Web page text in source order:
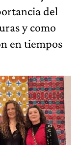
del
y como
en tiempos